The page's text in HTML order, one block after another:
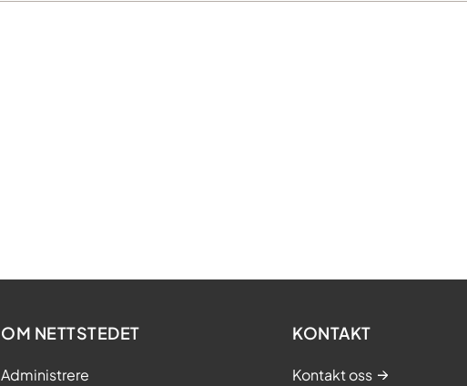
OM NETTSTEDET
Administrere
KONTAKT
Kontakt oss